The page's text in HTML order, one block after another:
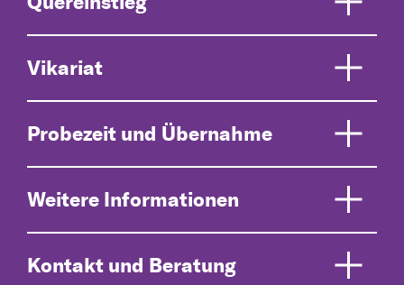
Vikariat
Probezeit und Übernahme
Weitere Informationen
Kontakt und Beratung